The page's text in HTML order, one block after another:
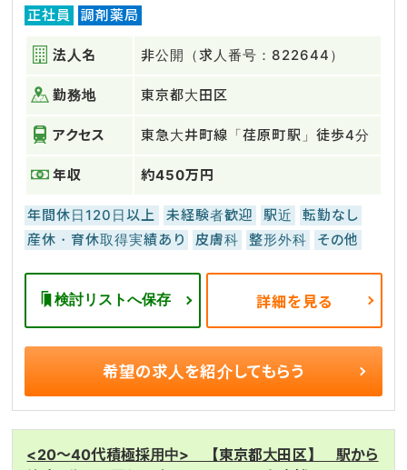
「多言語に対応できる」「コミュニケーションが得意」など。他の
せやすいでしょう。
正社員 調剤薬局
法人名 非公開（求人番号：822644）
勤務地 東京都大田区
アクセス 東急大井町線「荏原町駅」徒歩4分
年収 約450万円
年間休日120日以上 未経験者歓迎 駅近
転勤なし
産休・育休取得実績あり
皮膚科 整形外科 その他
検討リストへ保存 詳細を見る
希望の求人を紹介してもらう
<20～40代積極採用中> 【東京都大田区】 駅から